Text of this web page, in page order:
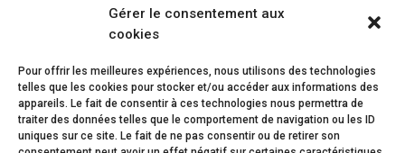
Gérer le consentement aux
cookies
Pour offrir les meilleures expériences, nous utilisons des technologies
telles que les cookies pour stocker et/ou accéder aux informations des
appareils. Le fait de consentir à ces technologies nous permettra de
traiter des données telles que le comportement de navigation ou les ID
uniques sur ce site. Le fait de ne pas consentir ou de retirer son